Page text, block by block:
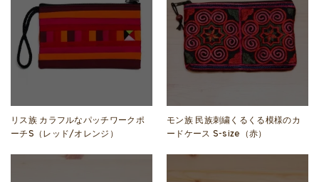
リス族 カラフルなパッチワークポ
ーチS（レッド/オレンジ）
モン族 民族刺繍くるくる模様のカ
ードケース S-size（赤）